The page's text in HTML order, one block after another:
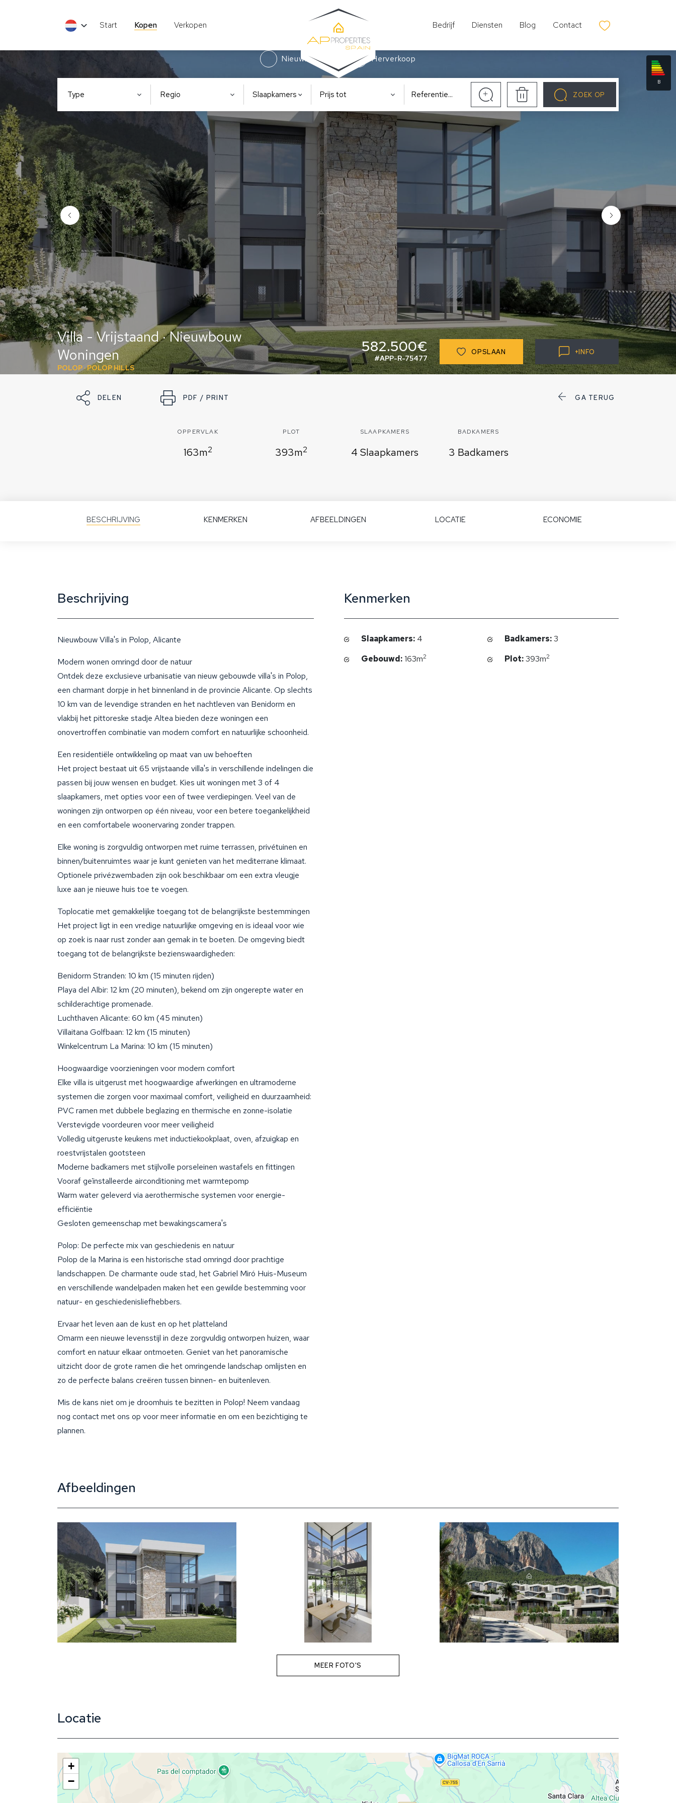
Start Kopen Verkopen Bedrijf Diensten Blog Contact
Nieuwbouw Herverkoop
Slaapkamers Prijs tot + ZOEK OP
B
Villa - Vrijstaand · Nieuwbouw
Woningen
POLOP · POLOP HILLS
582.500€
#APP-R-75477
OPSLAAN +INFO
DELEN PDF / PRINT GA TERUG
OPPERVLAK
163m2
PLOT
393m2
SLAAPKAMERS
4 Slaapkamers
BADKAMERS
3 Badkamers
BESCHRIJVING KENMERKEN AFBEELDINGEN LOCATIE ECONOMIE
Beschrijving
Nieuwbouw Villa's in Polop, Alicante
Modern wonen omringd door de natuur
Ontdek deze exclusieve urbanisatie van nieuw gebouwde villa's in Polop,
een charmant dorpje in het binnenland in de provincie Alicante. Op slechts
10 km van de levendige stranden en het nachtleven van Benidorm en
vlakbij het pittoreske stadje Altea bieden deze woningen een
onovertroffen combinatie van modern comfort en natuurlijke schoonheid.
Een residentiële ontwikkeling op maat van uw behoeften
Het project bestaat uit 65 vrijstaande villa's in verschillende indelingen die
passen bij jouw wensen en budget. Kies uit woningen met 3 of 4
slaapkamers, met opties voor een of twee verdiepingen. Veel van de
woningen zijn ontworpen op één niveau, voor een betere toegankelijkheid
en een comfortabele woonervaring zonder trappen.
Elke woning is zorgvuldig ontworpen met ruime terrassen, privétuinen en
binnen/buitenruimtes waar je kunt genieten van het mediterrane klimaat.
Optionele privézwembaden zijn ook beschikbaar om een extra vleugje
luxe aan je nieuwe huis toe te voegen.
Toplocatie met gemakkelijke toegang tot de belangrijkste bestemmingen
Het project ligt in een vredige natuurlijke omgeving en is ideaal voor wie
op zoek is naar rust zonder aan gemak in te boeten. De omgeving biedt
toegang tot de belangrijkste bezienswaardigheden:
Benidorm Stranden: 10 km (15 minuten rijden)
Playa del Albir: 12 km (20 minuten), bekend om zijn ongerepte water en
schilderachtige promenade.
Luchthaven Alicante: 60 km (45 minuten)
Villaitana Golfbaan: 12 km (15 minuten)
Winkelcentrum La Marina: 10 km (15 minuten)
Hoogwaardige voorzieningen voor modern comfort
Elke villa is uitgerust met hoogwaardige afwerkingen en ultramoderne
systemen die zorgen voor maximaal comfort, veiligheid en duurzaamheid:
PVC ramen met dubbele beglazing en thermische en zonne-isolatie
Verstevigde voordeuren voor meer veiligheid
Volledig uitgeruste keukens met inductiekookplaat, oven, afzuigkap en
roestvrijstalen gootsteen
Moderne badkamers met stijlvolle porseleinen wastafels en fittingen
Vooraf geïnstalleerde airconditioning met warmtepomp
Warm water geleverd via aerothermische systemen voor energie-
efficiëntie
Gesloten gemeenschap met bewakingscamera's
Polop: De perfecte mix van geschiedenis en natuur
Polop de la Marina is een historische stad omringd door prachtige
landschappen. De charmante oude stad, het Gabriel Miró Huis-Museum
en verschillende wandelpaden maken het een gewilde bestemming voor
natuur- en geschiedenisliefhebbers.
Ervaar het leven aan de kust en op het platteland
Omarm een nieuwe levensstijl in deze zorgvuldig ontworpen huizen, waar
comfort en natuur elkaar ontmoeten. Geniet van het panoramische
uitzicht door de grote ramen die het omringende landschap omlijsten en
zo de perfecte balans creëren tussen binnen- en buitenleven.
Mis de kans niet om je droomhuis te bezitten in Polop! Neem vandaag
nog contact met ons op voor meer informatie en om een bezichtiging te
plannen.
Kenmerken
Slaapkamers:4 Badkamers:3
Gebouwd:163m2 Plot:393m2
Afbeeldingen
MEER FOTO'S
Locatie
+
−